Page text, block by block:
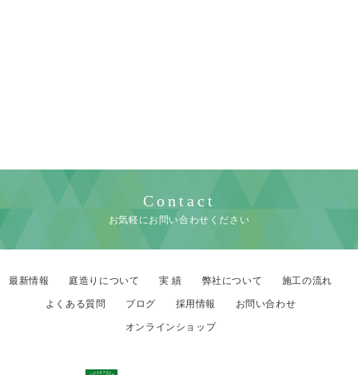
Contact
お気軽にお問い合わせください
最新情報 庭造りについて 実 績 弊社について 施工の流れ
よくある質問 ブログ 採用情報 お問い合わせ
オンラインショップ